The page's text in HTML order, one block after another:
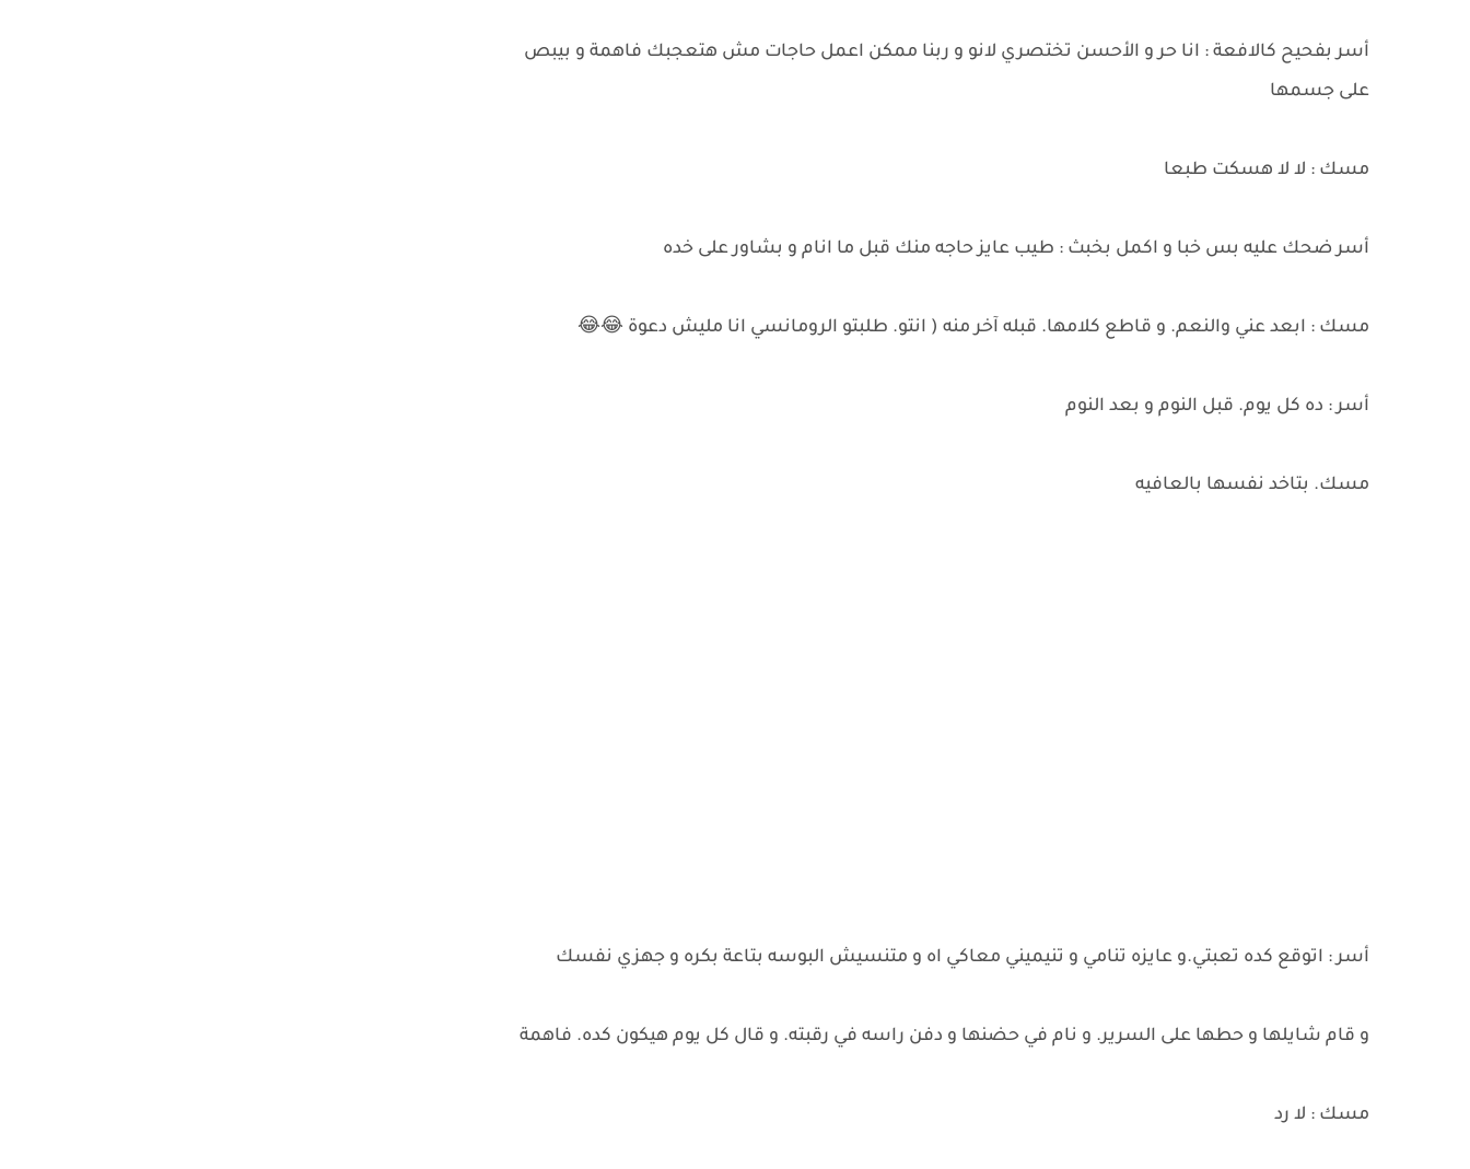
أسر بفحيح كالافعة : انا حر و الأحسن تختصري لانو و ربنا ممكن اعمل حاجات مش هتعجبك فاهمة و بيبص
على جسمها
مسك : لا لا هسكت طبعا
أسر ضحك عليه بس خبا و اكمل بخبث : طيب عايز حاجه منك قبل ما انام و بشاور على خده
مسك : ابعد عني والنعم. و قاطع كلامها. قبله آخر منه ( انتو. طلبتو الرومانسي انا مليش دعوة 😂😂
أسر : ده كل يوم. قبل النوم و بعد النوم
مسك. بتاخد نفسها بالعافيه
أسر : اتوقع كده تعبتي.و عايزه تنامي و تنيميني معاكي اه و متنسيش البوسه بتاعة بكره و جهزي نفسك
و قام شايلها و حطها على السرير. و نام في حضنها و دفن راسه في رقبته. و قال كل يوم هيكون كده. فاهمة
مسك : لا رد